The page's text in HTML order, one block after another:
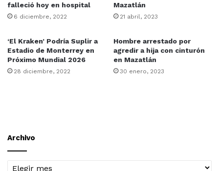
falleció hoy en hospital
6 diciembre, 2022
Mazatlán
21 abril, 2023
‘El Kraken’ Podría Suplir a
Estadio de Monterrey en
Próximo Mundial 2026
28 diciembre, 2022
Hombre arrestado por
agredir a hija con cinturón
en Mazatlán
30 enero, 2023
Archivo
Archivo